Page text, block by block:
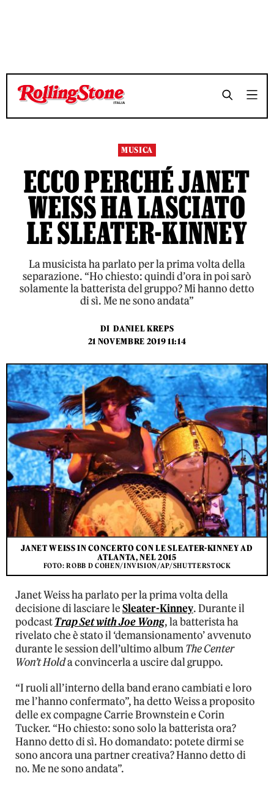
TEMPO DI LETTURA 4 MINUTI SHARE
TEMPO DI LETTURA 4 MINUTI SHARE
MUSICA
ECCO PERCHÉ JANET
WEISS HA LASCIATO
LE SLEATER-KINNEY
La musicista ha parlato per la prima volta della
separazione. “Ho chiesto: quindi d’ora in poi sarò
solamente la batterista del gruppo? Mi hanno detto
di sì. Me ne sono andata”
DI DANIEL KREPS
21 NOVEMBRE 2019 11:14
JANET WEISS IN CONCERTO CON LE SLEATER-KINNEY AD
ATLANTA, NEL 2015
FOTO: ROBB D COHEN/INVISION/AP/SHUTTERSTOCK
Janet Weiss ha parlato per la prima volta della
decisione di lasciare leSleater-Kinney. Durante il
podcastTrap Set with Joe Wong, la batterista ha
rivelato che è stato il ‘demansionamento’ avvenuto
durante le session dell’ultimo albumThe Center
Won’t Holda convincerla a uscire dal gruppo.
“I ruoli all’interno della band erano cambiati e loro
me l’hanno confermato”, ha detto Weiss a proposito
delle ex compagne Carrie Brownstein e Corin
Tucker. “Ho chiesto: sono solo la batterista ora?
Hanno detto di sì. Ho domandato: potete dirmi se
sono ancora una partner creativa? Hanno detto di
no. Me ne sono andata”.